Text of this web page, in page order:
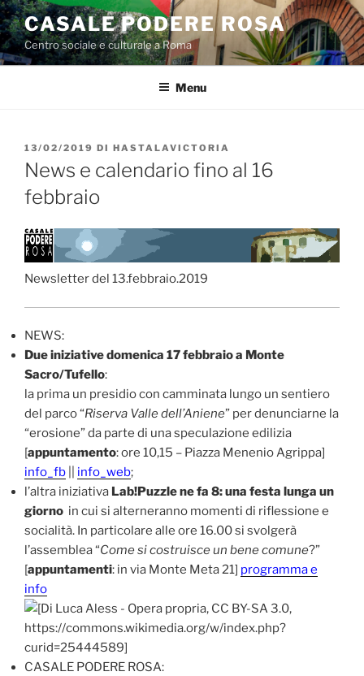
Salta
al
contenuto
CASALE PODERE ROSA
Centro sociale e culturale a Roma
Menu
PUBBLICATO
IL
13/02/2019 DI HASTALAVICTORIA
News e calendario fino al 16
febbraio
Newsletter del 13.febbraio.2019
NEWS:
Due iniziative domenica 17 febbraio a Monte
Sacro/Tufello:
la prima un presidio con camminata lungo un sentiero
del parco “Riserva Valle dell’Aniene” per denunciarne la
“erosione” da parte di una speculazione edilizia
[appuntamento: ore 10,15 – Piazza Menenio Agrippa]
info_fb
info_web;
l’altra iniziativa Lab!Puzzle ne fa 8: una festa lunga un
giorno in cui si alterneranno momenti di riflessione e
socialità. In particolare alle ore 16.00 si svolgerà
l’assemblea “Come si costruisce un bene comune?”
[appuntamenti: in via Monte Meta 21] programma e
info
CASALE PODERE ROSA: